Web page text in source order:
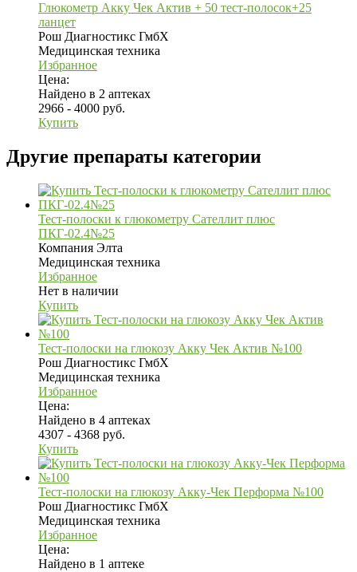
Глюкометр Акку Чек Актив + 50 тест-полосок+25
ланцет
Рош Диагностикс ГмбХ
Медицинская техника
Избранное
Цена:
Найдено в 2 аптеках
2966 - 4000 руб.
Купить
Другие препараты категории
Тест-полоски к глюкометру Сателлит плюс
ПКГ-02.4№25
Компания Элта
Медицинская техника
Избранное
Нет в наличии
Купить
Тест-полоски на глюкозу Акку Чек Актив №100
Рош Диагностикс ГмбХ
Медицинская техника
Избранное
Цена:
Найдено в 4 аптеках
4307 - 4368 руб.
Купить
Тест-полоски на глюкозу Акку-Чек Перформа №100
Рош Диагностикс ГмбХ
Медицинская техника
Избранное
Цена:
Найдено в 1 аптеке